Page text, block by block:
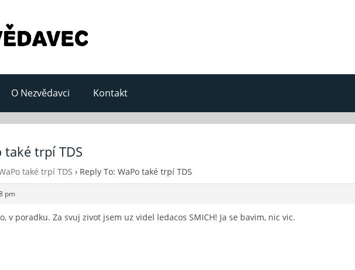
O Nezvědavci Kontakt
také trpí TDS
také trpí TDS › Reply To: WaPo také trpí TDS
pm
v poradku. Za svuj zivot jsem uz videl ledacos SMICH! Ja se bavim, nic vic.